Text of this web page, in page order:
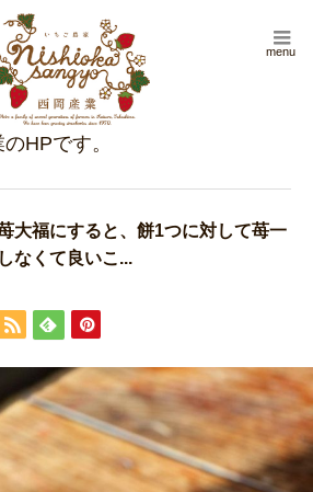
menu
大福にすると、餅1つに対して苺一
なくて良いこ...